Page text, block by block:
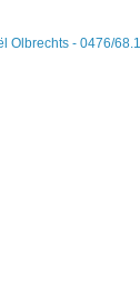
Olbrechts - 0476/